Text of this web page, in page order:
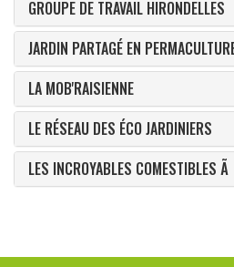
GROUPE DE TRAVAIL HIRONDELLES
JARDIN PARTAGÉ EN
LA MOB'RAISIENNE
LE RÉSEAU DES ÉCO JARDINIERS
LES INCROYABLES COMESTIBLES